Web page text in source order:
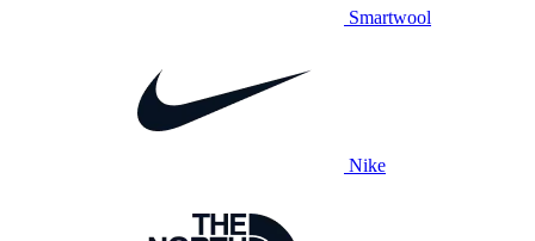
Smartwool
Nike